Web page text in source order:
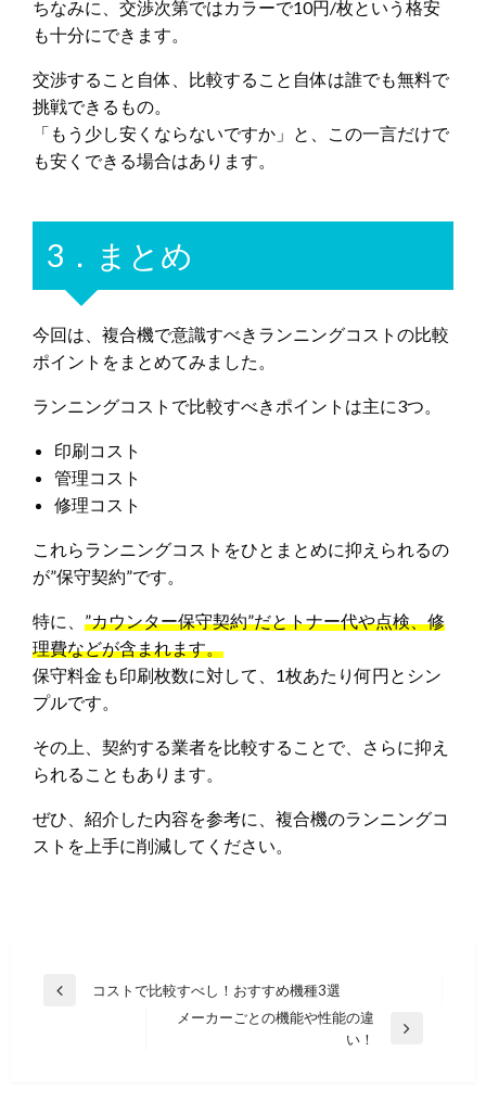
ちなみに、交渉次第ではカラーで10円/枚という格安
も十分にできます。
交渉すること自体、比較すること自体は誰でも無料で
挑戦できるもの。
「もう少し安くならないですか」と、この一言だけで
も安くできる場合はあります。
3．まとめ
今回は、複合機で意識すべきランニングコストの比較
ポイントをまとめてみました。
ランニングコストで比較すべきポイントは主に3つ。
印刷コスト
管理コスト
修理コスト
これらランニングコストをひとまとめに抑えられるの
が”保守契約”です。
特に、 ”カウンター保守契約”だとトナー代や点検、修
理費などが含まれます。
保守料金も印刷枚数に対して、1枚あたり何円とシン
プルです。
その上、契約する業者を比較することで、さらに抑え
られることもあります。
ぜひ、紹介した内容を参考に、複合機のランニングコ
ストを上手に削減してください。
投
コストで比較すべし！おすすめ機種3選
メーカーごとの機能や性能の違
い！